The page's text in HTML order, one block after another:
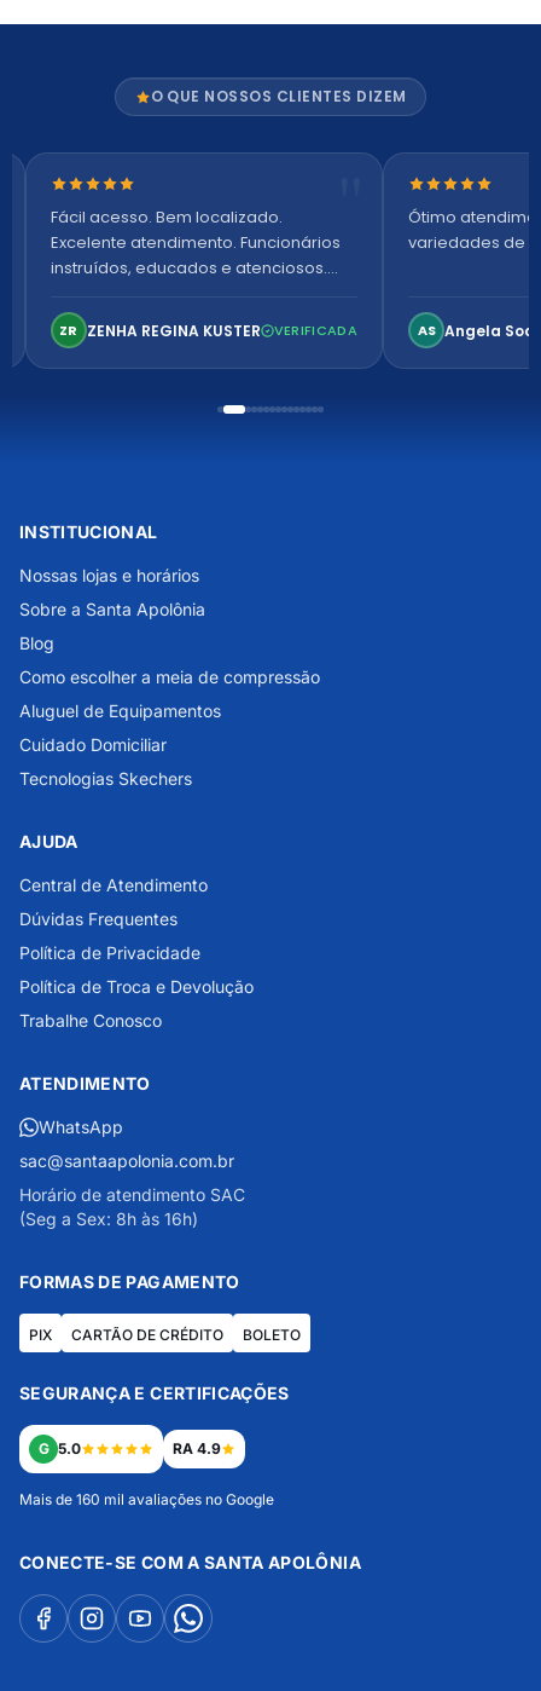
O QUE NOSSOS CLIENTES DIZEM
Nota 5 de 5 estrelas
Fácil acesso. Bem localizado.
Excelente atendimento. Funcionários
instruídos, educados e atenciosos.
confortável. Perfeito!
ZR ZENHA REGINA KUSTER VERIFICADA
Nota 5 de 5
Ótimo
variedades de
AS Angela
INSTITUCIONAL
Nossas lojas e horários
Sobre a Santa Apolônia
Blog
Como escolher a meia de compressão
Aluguel de Equipamentos
Cuidado Domiciliar
Tecnologias Skechers
AJUDA
Central de Atendimento
Dúvidas Frequentes
Política de Privacidade
Política de Troca e Devolução
Trabalhe Conosco
ATENDIMENTO
WhatsApp
sac@santaapolonia.com.br
Horário de atendimento SAC
(Seg a Sex: 8h às 16h)
FORMAS DE PAGAMENTO
PIX CARTÃO DE CRÉDITO BOLETO
SEGURANÇA E CERTIFICAÇÕES
G 5.0 RA 4.9
Mais de 160 mil avaliações no Google
CONECTE-SE COM A SANTA APOLÔNIA